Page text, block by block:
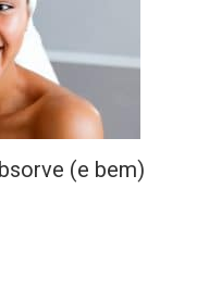
(e bem)